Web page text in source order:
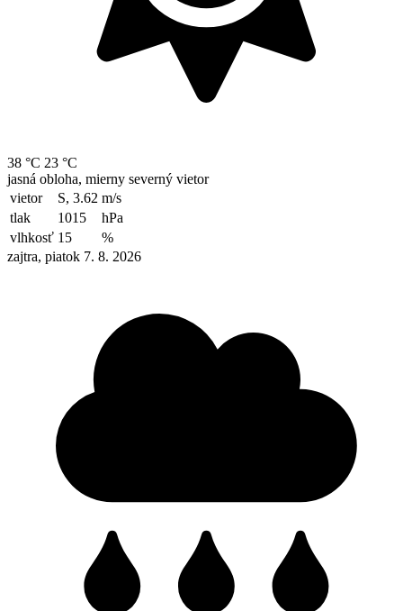
38 °C 23 °C
jasná obloha, mierny severný vietor
vietor
S, 3.62 m/s
tlak
1015
hPa
vlhkosť 15
%
zajtra, piatok 7. 8. 2026